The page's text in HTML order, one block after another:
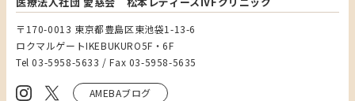
〒170-0013 東京都豊島区東池袋1-13-6
ロクマルゲートIKEBUKURO5F・6F
Tel 03-5958-5633 / Fax 03-5958-5635
AMEBAブログ